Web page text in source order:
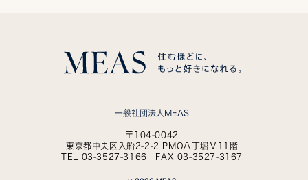
一般社団法人MEAS
〒104-0042
東京都中央区入船2-2-2 PMO八丁堀Ⅴ11階
TEL 03-3527-3166 FAX 03-3527-3167